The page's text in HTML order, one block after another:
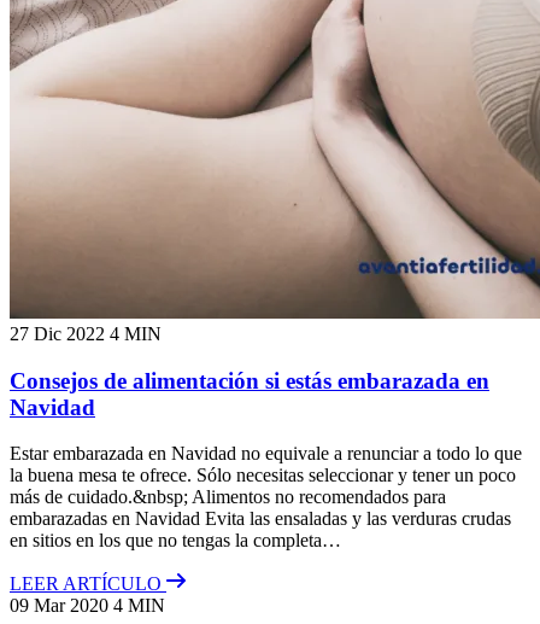
27 Dic 2022 4 MIN
Consejos de alimentación si estás embarazada en
Navidad
Estar embarazada en Navidad no equivale a renunciar a todo lo que
la buena mesa te ofrece. Sólo necesitas seleccionar y tener un poco
más de cuidado.&nbsp; Alimentos no recomendados para
embarazadas en Navidad Evita las ensaladas y las verduras crudas
en sitios en los que no tengas la completa…
LEER ARTÍCULO
09 Mar 2020 4 MIN